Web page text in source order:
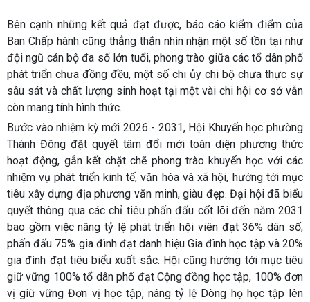
Bên cạnh những kết quả đạt được, báo cáo kiểm điểm của
Ban Chấp hành cũng thẳng thắn nhìn nhận một số tồn tại như
đội ngũ cán bộ đa số lớn tuổi, phong trào giữa các tổ dân phố
phát triển chưa đồng đều, một số chi ủy chi bộ chưa thực sự
sâu sát và chất lượng sinh hoạt tại một vài chi hội cơ sở vẫn
còn mang tính hình thức.
Bước vào nhiệm kỳ mới 2026 - 2031, Hội Khuyến học phường
Thành Đông đặt quyết tâm đổi mới toàn diện phương thức
hoạt động, gắn kết chặt chẽ phong trào khuyến học với các
nhiệm vụ phát triển kinh tế, văn hóa và xã hội, hướng tới mục
tiêu xây dựng địa phương văn minh, giàu đẹp. Đại hội đã biểu
quyết thông qua các chỉ tiêu phấn đấu cốt lõi đến năm 2031
bao gồm việc nâng tỷ lệ phát triển hội viên đạt 36% dân số,
phấn đấu 75% gia đình đạt danh hiệu Gia đình học tập và 20%
gia đình đạt tiêu biểu xuất sắc. Hội cũng hướng tới mục tiêu
giữ vững 100% tổ dân phố đạt Cộng đồng học tập, 100% đơn
vị giữ vững Đơn vị học tập, nâng tỷ lệ Dòng họ học tập lên